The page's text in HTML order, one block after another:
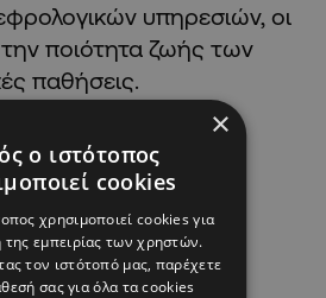
υπηρεσιών, οι
ποιότητα ζωής των
παθήσεις.
Alpha Podcasts
×
ο ιστότοπος
cookies
χρησιμοποιεί cookies για
της εμπειρίας των χρηστών.
τον ιστότοπό μας, παρέχετε
σας για όλα τα cookies